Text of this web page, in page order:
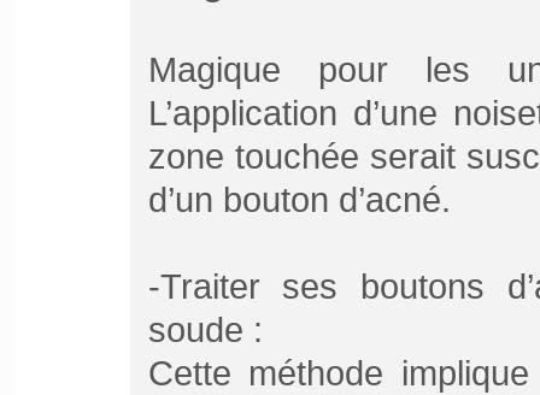
Magique pour les
L’application d’une
zone touchée serait
d’un bouton d’acné.
-Traiter ses boutons
soude :
Cette méthode